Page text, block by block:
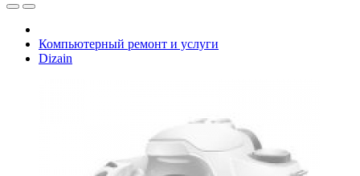
Компьютерный ремонт и услуги
Dizain